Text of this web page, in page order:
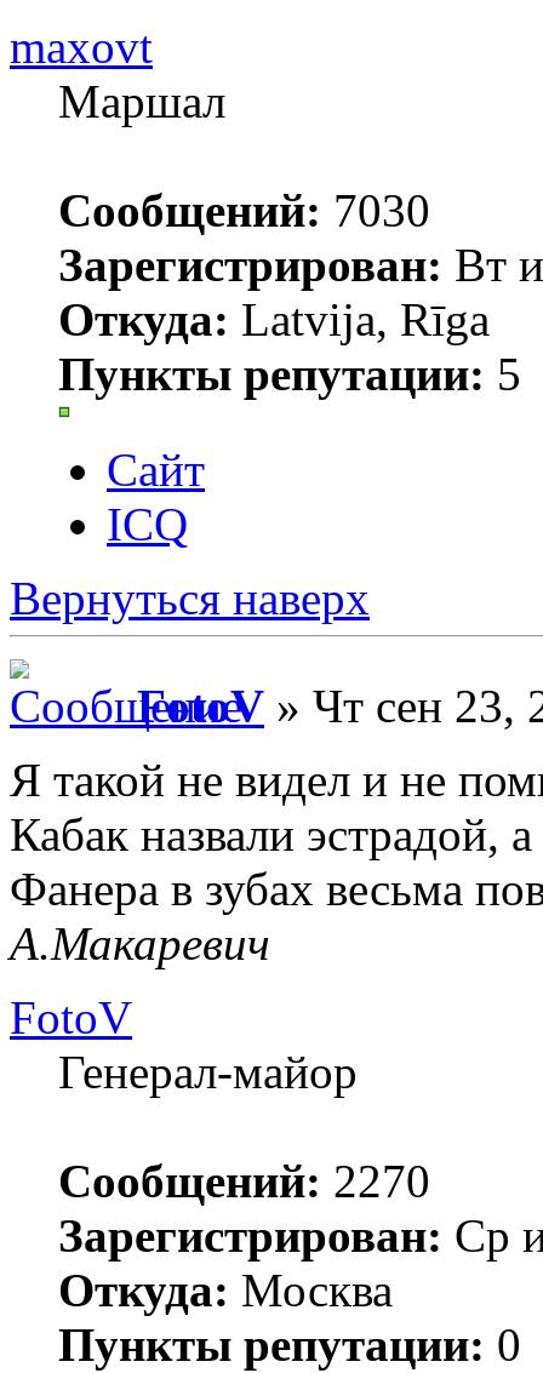
maxovt
Маршал
Сообщений: 7030
Зарегистрирован: Вт
Откуда: Latvija, Rīga
Пункты репутации: 5
Сайт
ICQ
Вернуться наверх
FotoV » Чт сен 23,
Я такой не видел и не
Кабак назвали эстрадой,
Фанера в зубах весьма
А.Макаревич
FotoV
Генерал-майор
Сообщений: 2270
Зарегистрирован: Ср
Откуда: Москва
Пункты репутации: 0